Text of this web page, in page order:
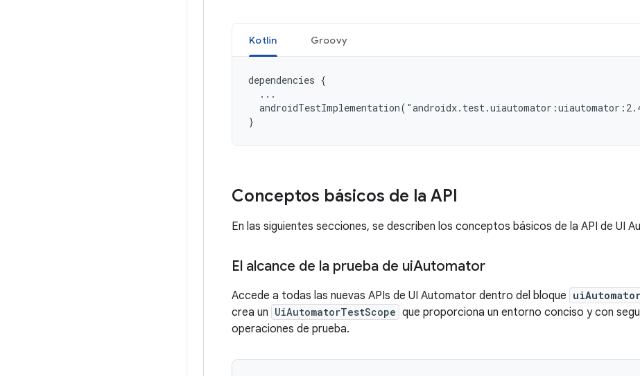
Kotlin Groovy
dependencies {
  ...
Conceptos básicos de la API
En las siguientes secciones, se describen los conceptos básicos de la API de UI
El alcance de la prueba de uiAutomator
Accede a todas las nuevas APIs de UI Automator dentro del bloque
crea un UiAutomatorTestScope que proporciona un entorno conciso y con
operaciones de prueba.